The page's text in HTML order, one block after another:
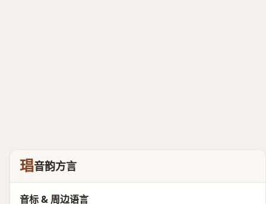
琩音韵方言
音标 & 周边语言